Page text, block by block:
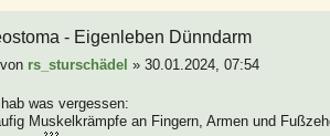
- Eigenleben Dünndarm
von rs_sturschädel » 30.01.2024, 07:54
was vergessen:
Muskelkrämpfe an Fingern, Armen und